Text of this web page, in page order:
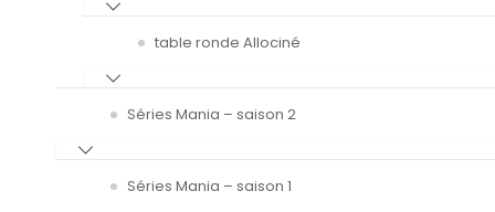
table ronde Allociné
Séries Mania – saison 2
Séries Mania – saison 1